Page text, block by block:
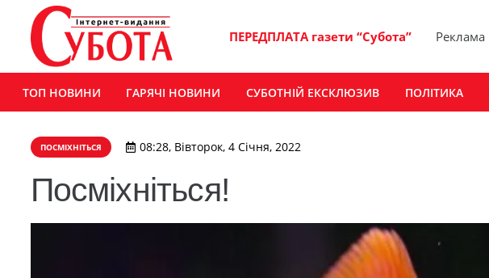
ПЕРЕДПЛАТА газети “Субота” Реклама
ТОП НОВИНИ ГАРЯЧІ НОВИНИ СУБОТНІЙ ЕКСКЛЮЗИВ ПОЛІТИКА
ПОСМІХНІТЬСЯ 08:28, Вівторок, 4 Січня, 2022
Посміхніться!